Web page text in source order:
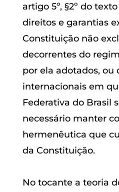
artigo 5º, §2º do
direitos e garantias
Constituição não
decorrentes do
por ela adotados, ou
internacionais em
Federativa do Brasil
necessário manter
hermenêutica que
da Constituição.
No tocante a teoria